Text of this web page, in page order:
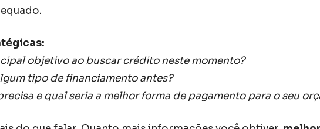
objetivo ao buscar crédito neste momento?
tipo de financiamento antes?
e qual seria a melhor forma de pagamento para o seu